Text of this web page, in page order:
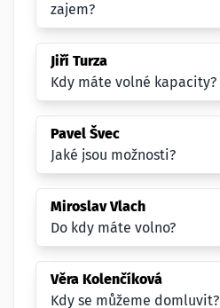
zajem?
Jiří Turza
Kdy máte volné kapacity?
Pavel Švec
Jaké jsou možnosti?
Miroslav Vlach
Do kdy máte volno?
Věra Kolenčíková
Kdy se můžeme domluvit?